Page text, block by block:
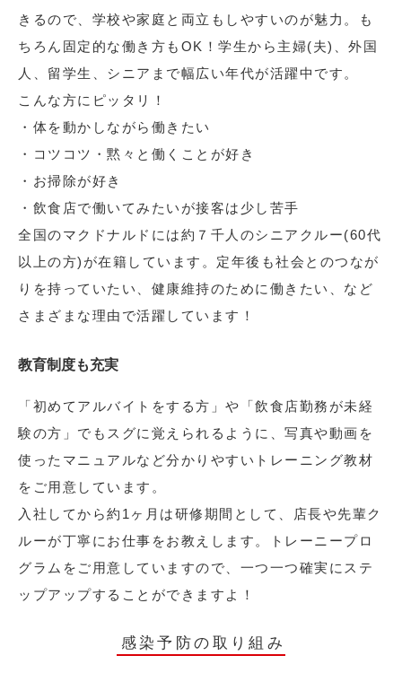
きるので、学校や家庭と両立もしやすいのが魅力。も
ちろん固定的な働き方もOK！学生から主婦(夫)、外国
人、留学生、シニアまで幅広い年代が活躍中です。
こんな方にピッタリ！
・体を動かしながら働きたい
・コツコツ・黙々と働くことが好き
・お掃除が好き
・飲食店で働いてみたいが接客は少し苦手
全国のマクドナルドには約７千人のシニアクルー(60代
以上の方)が在籍しています。定年後も社会とのつなが
りを持っていたい、健康維持のために働きたい、など
さまざまな理由で活躍しています！
教育制度も充実
「初めてアルバイトをする方」や「飲食店勤務が未経
験の方」でもスグに覚えられるように、写真や動画を
使ったマニュアルなど分かりやすいトレーニング教材
をご用意しています。
入社してから約1ヶ月は研修期間として、店長や先輩ク
ルーが丁寧にお仕事をお教えします。トレーニープロ
グラムをご用意していますので、一つ一つ確実にステ
ップアップすることができますよ！
感染予防の取り組み